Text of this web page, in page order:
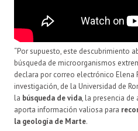
“Por supuesto, este descubrimiento
búsqueda de microorganismos
declara por correo electrónico Elena
investigación, de la Universidad de
la búsqueda de vida, la presencia
aporta información valiosa para
la geología de Marte.